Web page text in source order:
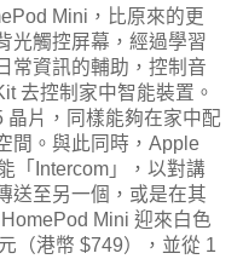
Mini，比原來的更
光觸控屏幕，經過學習
常資訊的輔助，控制音
去控制家中智能裝置。
片，同樣能夠在家中配
間。與此同時，Apple
「Intercom」，以對講
送至另一個，或是在其
Mini 迎來白色
（港幣 $749），並從 1